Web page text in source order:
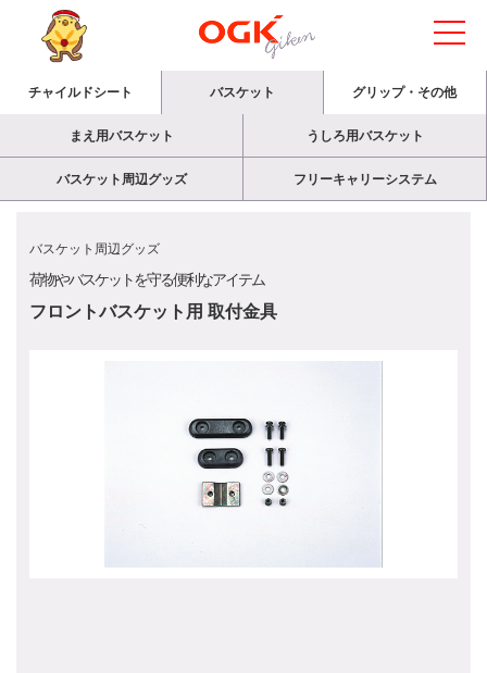
チャイルドシート バスケット グリップ・その他
まえ用バスケット うしろ用バスケット
バスケット周辺グッズ フリーキャリーシステム
バスケット周辺グッズ
荷物やバスケットを守る便利なアイテム
フロントバスケット用 取付金具